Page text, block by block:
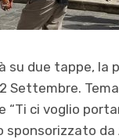
due tappe, la
Settembre.
ci voglio
sponsorizzato